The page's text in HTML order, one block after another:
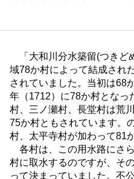
「大和川分水築留(つきど
域78か村によって結成され
されていました。当初は68
年（1712）に78か村となっ
村、三ノ瀬村、長堂村は荒
75か村ともされています。
村、太平寺村が加わって81
各村は、この用水路にさ
村に取水するのですが、そ
って決まっていました。不